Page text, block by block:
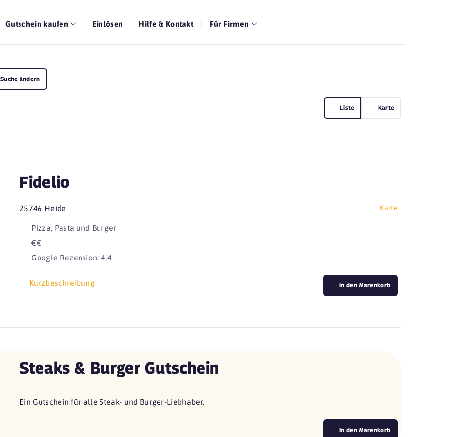
Gutschein kaufen Einlösen Hilfe & Kontakt Für Firmen
Suche ändern
Liste Karte
Fidelio
25746 Heide Karte
Pizza, Pasta und Burger
€€
Google Rezension: 4,4
Kurzbeschreibung in den Warenkorb
Steaks & Burger Gutschein
Ein Gutschein für alle Steak- und Burger-Liebhaber.
In den Warenkorb